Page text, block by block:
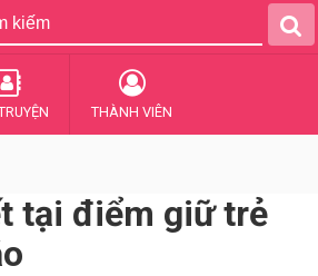
THÀNH VIÊN
tại điểm giữ trẻ